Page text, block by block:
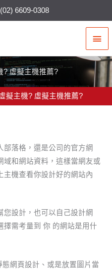
6609-0308
主
要
選
單
? 虛擬主機推薦?
擬主機? 虛擬主機推薦?
部落格，還是公司的官方網
域和網站資料，這樣當網友或
主機查看你設計好的網站內
您設計，也可以自己設計網
擇需考量到 你 的網站是用什
網頁設計、或是放置圖片當